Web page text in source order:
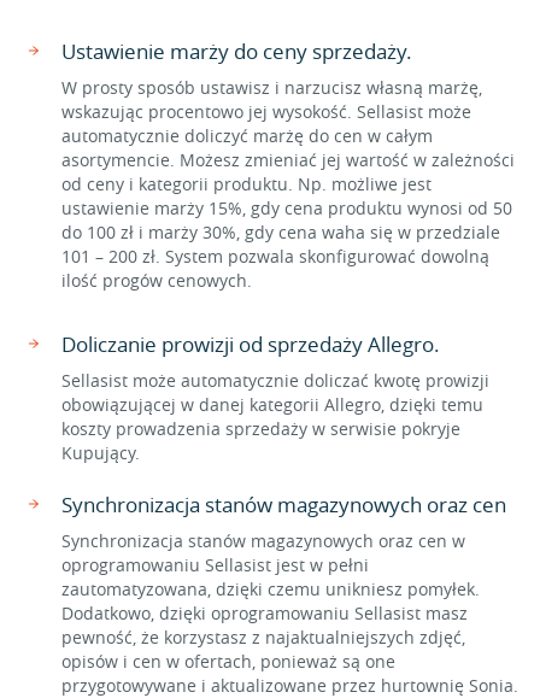
Ustawienie marży do ceny sprzedaży.
W prosty sposób ustawisz i narzucisz własną marżę,
wskazując procentowo jej wysokość. Sellasist może
automatycznie doliczyć marżę do cen w całym
asortymencie. Możesz zmieniać jej wartość w zależności
od ceny i kategorii produktu. Np. możliwe jest
ustawienie marży 15%, gdy cena produktu wynosi od 50
do 100 zł i marży 30%, gdy cena waha się w przedziale
101 – 200 zł. System pozwala skonfigurować dowolną
ilość progów cenowych.
Doliczanie prowizji od sprzedaży Allegro.
Sellasist może automatycznie doliczać kwotę prowizji
obowiązującej w danej kategorii Allegro, dzięki temu
koszty prowadzenia sprzedaży w serwisie pokryje
Kupujący.
Synchronizacja stanów magazynowych oraz cen
Synchronizacja stanów magazynowych oraz cen w
oprogramowaniu Sellasist jest w pełni
zautomatyzowana, dzięki czemu unikniesz pomyłek.
Dodatkowo, dzięki oprogramowaniu Sellasist masz
pewność, że korzystasz z najaktualniejszych zdjęć,
opisów i cen w ofertach, ponieważ są one
przygotowywane i aktualizowane przez hurtownię Sonia.